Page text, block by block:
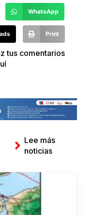
WhatsApp
Print
tus comentarios
Lee más
noticias